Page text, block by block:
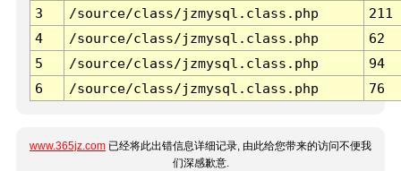
3 /source/class/jzmysql.class.php
211
4
/source/class/jzmysql.class.php
62
5
/source/class/jzmysql.class.php
94
6
/source/class/jzmysql.class.php 76
www.365jz.com 已经将此出错信息详细记录, 由此给您带来的访问不便我
们深感歉意.